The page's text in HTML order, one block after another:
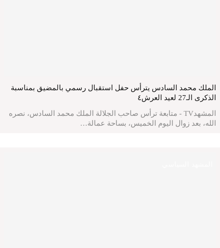
الملك محمد السادس يترأس حفل استقبال رسمي بالمضيق بمناسبة
الذكرى الـ27 لعيد العرش٤
المشهدTV - متابعة ترأس صاحب الجلالة الملك محمد السادس، نصره
الله، بعد زوال اليوم الخميس، بساحة عمالة…